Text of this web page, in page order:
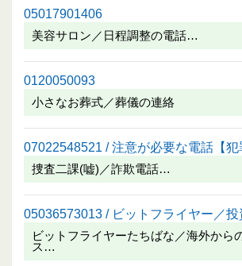
05017901406
美容サロン／日程調整の電話…
0120050093
小さなお葬式／葬儀の連絡
07022548521 / 注意が必要な電話【犯
捜査二課(嘘)／詐欺電話…
05036573013 / ビットフライヤー／投
ビットフライヤーたちばな／海外から
ス…